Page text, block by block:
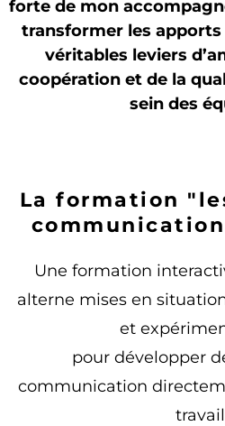
forte de mon
transformer les
véritables leviers
coopération et de la
sein des
La formation
Une formation
alterne mises en
et
pour développer
communication